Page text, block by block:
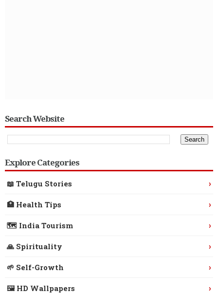
Search Website
Explore Categories
📖 Telugu Stories ›
🏥 Health Tips ›
🗺️ India Tourism ›
🙏 Spirituality ›
🌱 Self-Growth ›
🖼️ HD Wallpapers ›